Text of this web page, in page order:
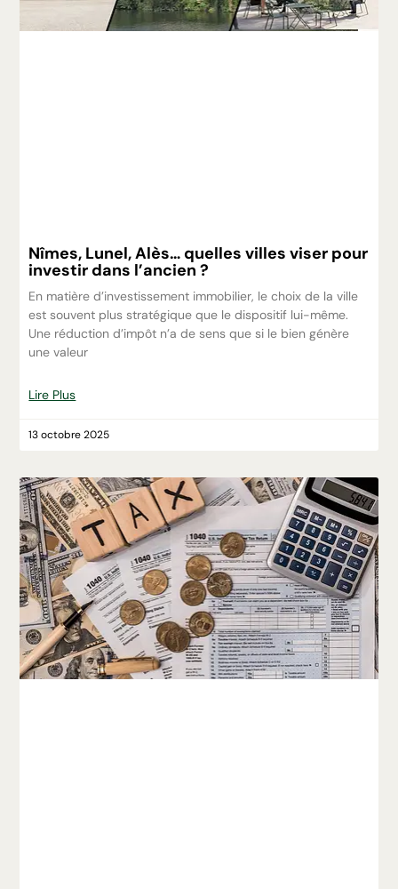
Nîmes, Lunel, Alès… quelles villes viser pour
investir dans l’ancien ?
En matière d’investissement immobilier, le choix de la ville
est souvent plus stratégique que le dispositif lui-même.
Une réduction d’impôt n’a de sens que si le bien génère
une valeur
Lire Plus
13 octobre 2025